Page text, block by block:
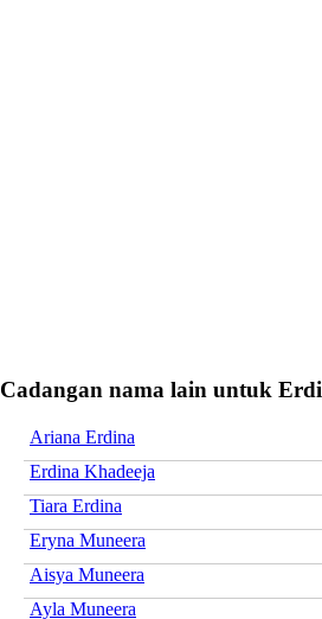
Cadangan nama lain untuk
Ariana Erdina
Erdina Khadeeja
Tiara Erdina
Eryna Muneera
Aisya Muneera
Ayla Muneera